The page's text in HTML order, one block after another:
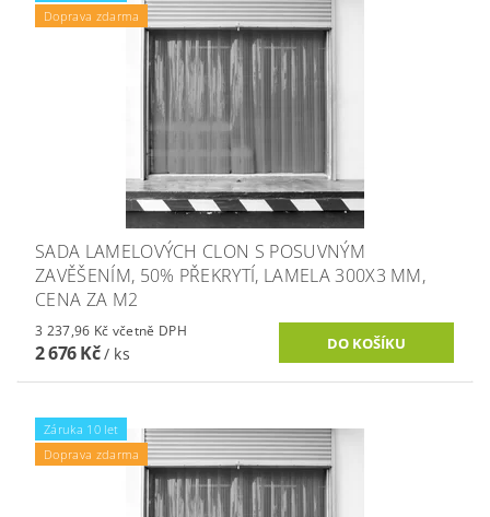
Doprava zdarma
SADA LAMELOVÝCH CLON S POSUVNÝM
ZAVĚŠENÍM, 50% PŘEKRYTÍ, LAMELA 300X3 MM,
CENA ZA M2
3 237,96 Kč včetně DPH
2 676 Kč/ ks
Záruka 10 let
Doprava zdarma